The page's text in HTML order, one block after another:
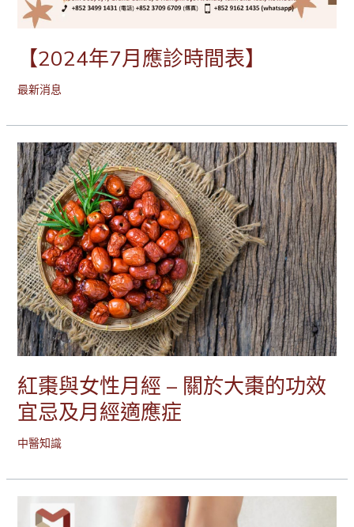
【2024年7月應診時間表】
最新消息
紅棗與女性月經 – 關於大棗的功效
宜忌及月經適應症
中醫知識